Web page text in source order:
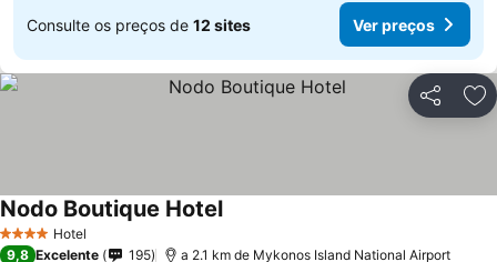
Consulte os preços de 12 sites Ver preços
Partilhar
4 EstrelasHotel
Nodo Boutique Hotel
9,8 Excelente 195 a 2.1 km de Mykonos Island National Airport